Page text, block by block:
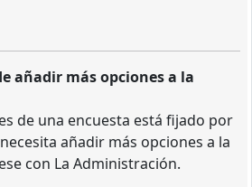
añadir más opciones a la
de una encuesta está fijado por
añadir más opciones a la
con La Administración.